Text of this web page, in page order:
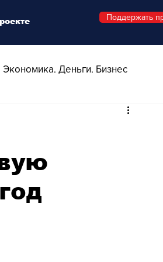
Экономика. Деньги. Бизнес
Стильный четверг
Поддержать